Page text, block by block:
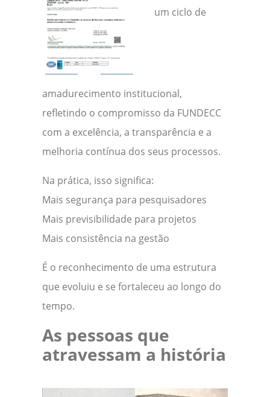
um ciclo de
amadurecimento institucional,
refletindo o compromisso da FUNDECC
com a excelência, a transparência e a
melhoria contínua dos seus processos.
Na prática, isso significa:
Mais segurança para pesquisadores
Mais previsibilidade para projetos
Mais consistência na gestão
É o reconhecimento de uma estrutura
que evoluiu e se fortaleceu ao longo do
tempo.
As pessoas que
atravessam a história